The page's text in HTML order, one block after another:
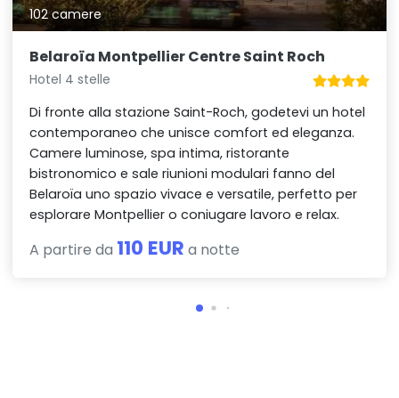
102 camere
Belaroïa Montpellier Centre Saint Roch
Hotel 4 stelle
Di fronte alla stazione Saint-Roch, godetevi un hotel
contemporaneo che unisce comfort ed eleganza.
Camere luminose, spa intima, ristorante
bistronomico e sale riunioni modulari fanno del
Belaroïa uno spazio vivace e versatile, perfetto per
esplorare Montpellier o coniugare lavoro e relax.
A partire da 110 EUR a notte